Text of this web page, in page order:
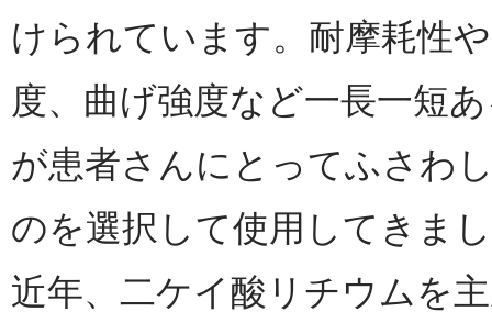
けられています。耐摩耗性
度、曲げ強度など一長一短
が患者さんにとってふさわ
のを選択して使用してきま
近年、二ケイ酸リチウムを